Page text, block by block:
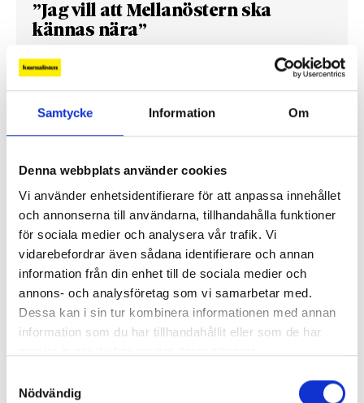
Samtycke Information Om
Denna webbplats använder cookies
Vi använder enhetsidentifierare för att anpassa innehållet
och annonserna till användarna, tillhandahålla funktioner
för sociala medier och analysera vår trafik. Vi
vidarebefordrar även sådana identifierare och annan
information från din enhet till de sociala medier och
annons- och analysföretag som vi samarbetar med.
Dessa kan i sin tur kombinera informationen med annan
information som du har tillhandahållit eller som de har
Nödvändig
”Jag vill att Mellanöstern ska
kännas nära”
Gilda Hamidi-Nia
Lönerna – redaktion för redaktion
Så mycket tjänar vi – och våra chefer